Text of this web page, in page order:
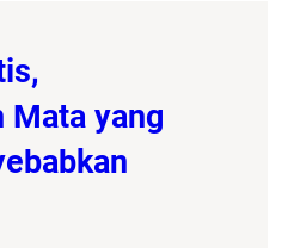
Mata yang